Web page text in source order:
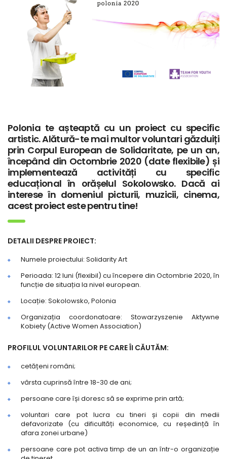
Polonia te așteaptă cu un proiect cu specific
artistic. Alătură-te mai multor voluntari găzduiți
prin Corpul European de Solidaritate, pe un an,
începând din Octombrie 2020 (date flexibile) și
implementează activități cu specific
educațional în orășelul Sokolowsko. Dacă ai
interese în domeniul picturii, muzicii, cinema,
acest proiect este pentru tine!
DETALII DESPRE PROIECT:
Numele proiectului: Solidarity Art
Perioada: 12 luni (flexibil) cu începere din Octombrie 2020, în
funcție de situația la nivel european.
Locație: Sokolowsko, Polonia
Organizația coordonatoare: Stowarzyszenie Aktywne
Kobiety (Active Women Association)
PROFILUL VOLUNTARILOR PE CARE ÎI CĂUTĂM:
cetățeni români;
vârsta cuprinsă între 18-30 de ani;
persoane care își doresc să se exprime prin artă;
voluntari care pot lucra cu tineri și copii din medii
defavorizate (cu dificultăți economice, cu reședință în
afara zonei urbane)
persoane care pot activa timp de un an într-o organizație